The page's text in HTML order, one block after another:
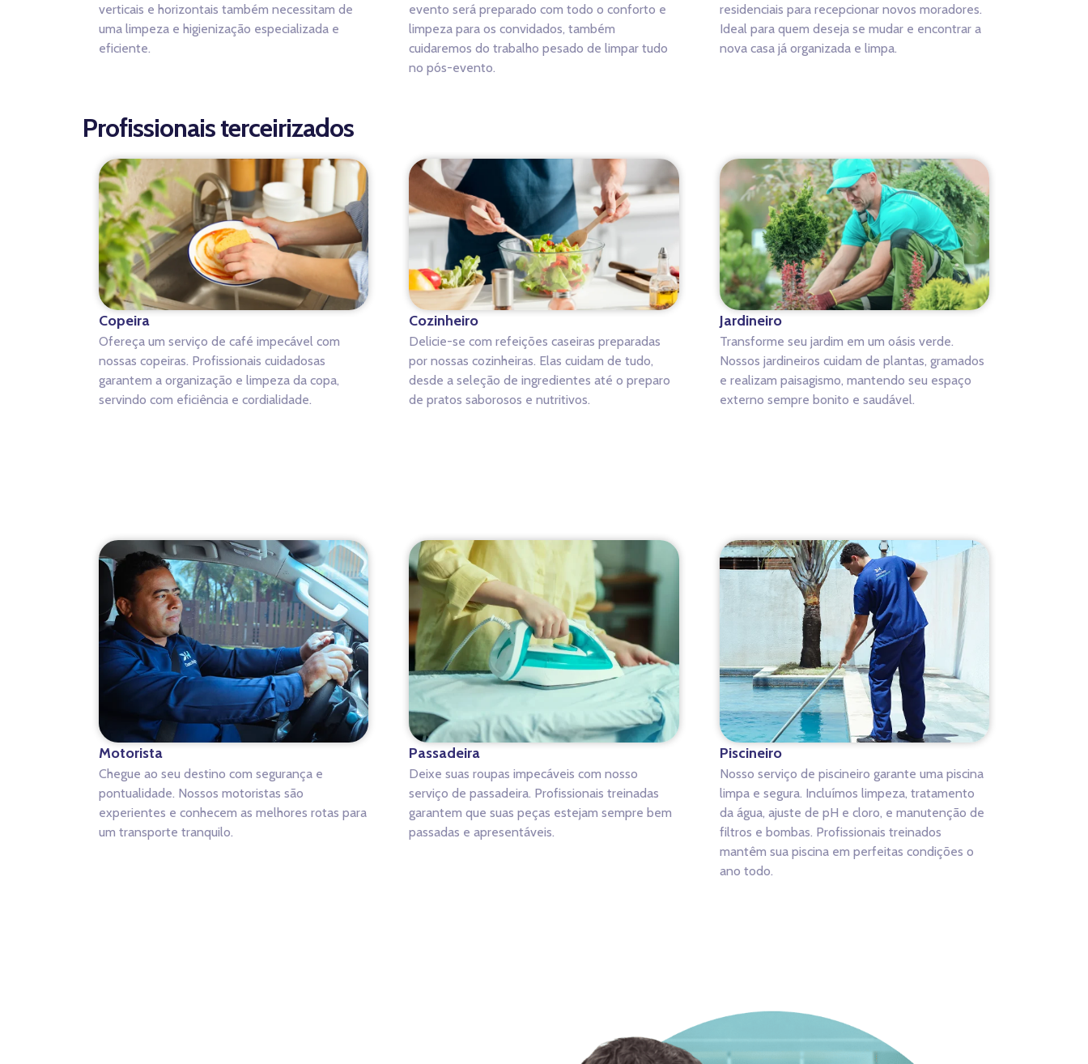
verticais e horizontais também necessitam de
uma limpeza e higienização especializada e
eficiente.
evento será preparado com todo o conforto e
limpeza para os convidados, também
cuidaremos do trabalho pesado de limpar tudo
no pós-evento.
residenciais para recepcionar novos moradores.
Ideal para quem deseja se mudar e encontrar a
nova casa já organizada e limpa.
Profissionais terceirizados
Copeira
Ofereça um serviço de café impecável com
nossas copeiras. Profissionais cuidadosas
garantem a organização e limpeza da copa,
servindo com eficiência e cordialidade.
Cozinheiro
Delicie-se com refeições caseiras preparadas
por nossas cozinheiras. Elas cuidam de tudo,
desde a seleção de ingredientes até o preparo
de pratos saborosos e nutritivos.
Jardineiro
Transforme seu jardim em um oásis verde.
Nossos jardineiros cuidam de plantas, gramados
e realizam paisagismo, mantendo seu espaço
externo sempre bonito e saudável.
Motorista
Chegue ao seu destino com segurança e
pontualidade. Nossos motoristas são
experientes e conhecem as melhores rotas para
um transporte tranquilo.
Passadeira
Deixe suas roupas impecáveis com nosso
serviço de passadeira. Profissionais treinadas
garantem que suas peças estejam sempre bem
passadas e apresentáveis.
Piscineiro
Nosso serviço de piscineiro garante uma piscina
limpa e segura. Incluímos limpeza, tratamento
da água, ajuste de pH e cloro, e manutenção de
filtros e bombas. Profissionais treinados
mantêm sua piscina em perfeitas condições o
ano todo.